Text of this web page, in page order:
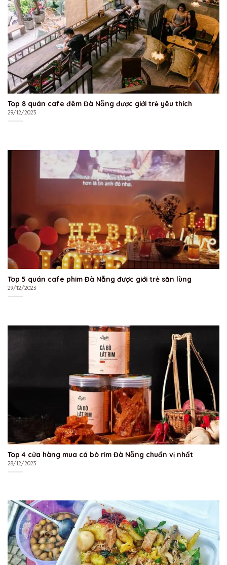
Top 8 quán cafe đêm Đà Nẵng được giới trẻ yêu thích
29/12/2023
Top 5 quán cafe phim Đà Nẵng được giới trẻ săn lùng
29/12/2023
Top 4 cửa hàng mua cá bò rim Đà Nẵng chuẩn vị nhất
28/12/2023